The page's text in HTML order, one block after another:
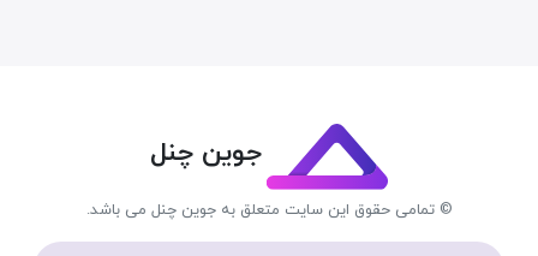
جوین چنل
© تمامی حقوق این سایت متعلق به جوین چنل می باشد.